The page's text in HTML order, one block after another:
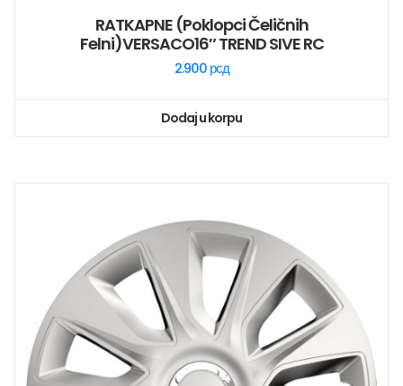
RATKAPNE (poklopci Čeličnih
Felni)VERSACO16″ TREND SIVE RC
2.900 рсд
Dodaj u korpu